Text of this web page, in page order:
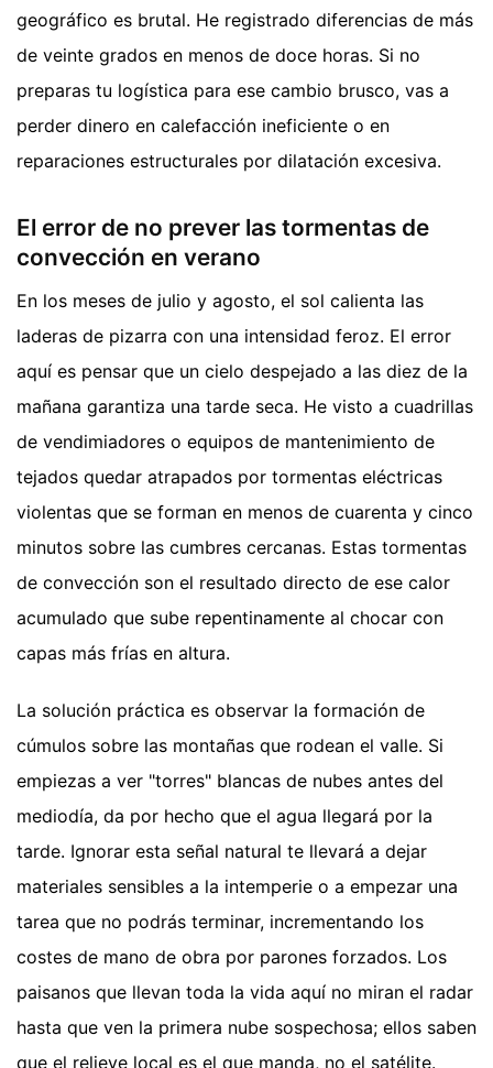
geográfico es brutal. He registrado diferencias de más
de veinte grados en menos de doce horas. Si no
preparas tu logística para ese cambio brusco, vas a
perder dinero en calefacción ineficiente o en
reparaciones estructurales por dilatación excesiva.
El error de no prever las tormentas de
convección en verano
En los meses de julio y agosto, el sol calienta las
laderas de pizarra con una intensidad feroz. El error
aquí es pensar que un cielo despejado a las diez de la
mañana garantiza una tarde seca. He visto a cuadrillas
de vendimiadores o equipos de mantenimiento de
tejados quedar atrapados por tormentas eléctricas
violentas que se forman en menos de cuarenta y cinco
minutos sobre las cumbres cercanas. Estas tormentas
de convección son el resultado directo de ese calor
acumulado que sube repentinamente al chocar con
capas más frías en altura.
La solución práctica es observar la formación de
cúmulos sobre las montañas que rodean el valle. Si
empiezas a ver "torres" blancas de nubes antes del
mediodía, da por hecho que el agua llegará por la
tarde. Ignorar esta señal natural te llevará a dejar
materiales sensibles a la intemperie o a empezar una
tarea que no podrás terminar, incrementando los
costes de mano de obra por parones forzados. Los
paisanos que llevan toda la vida aquí no miran el radar
hasta que ven la primera nube sospechosa; ellos saben
que el relieve local es el que manda, no el satélite.